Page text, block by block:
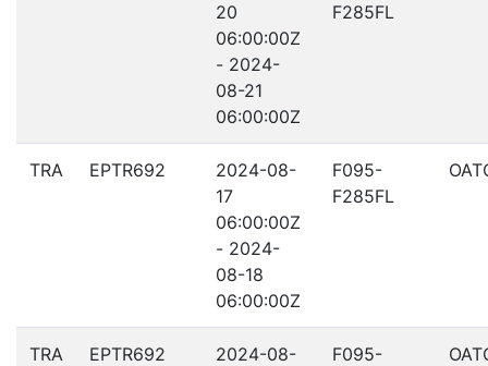
20
06:00:00Z
- 2024-
08-21
06:00:00Z
F285FL
TRA EPTR692
2024-08-
17
06:00:00Z
- 2024-
08-18
06:00:00Z
F095-
F285FL
TRA EPTR692
2024-08-
F095-